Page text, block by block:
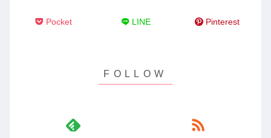
Pocket LINE Pinterest